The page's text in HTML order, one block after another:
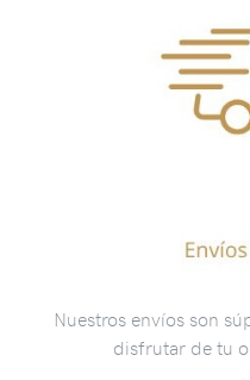
Nuestros envíos son
disfrutar de tu